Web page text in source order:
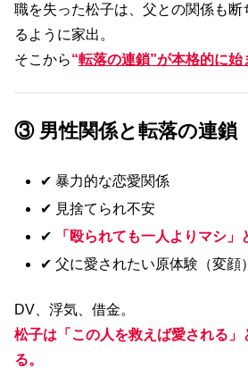
職を失った松子は、父との関係も
るように家出。
そこから“転落の連鎖”が本格的に始
③ 男性関係と転落の連鎖
✔ 暴力的な恋愛関係
✔ 見捨てられ不安
✔
「殴られても一人よりマシ」
✔ 父に愛されたい原体験（変顔）
DV、浮気、借金。
松子は「この人を救えば愛される」
る。